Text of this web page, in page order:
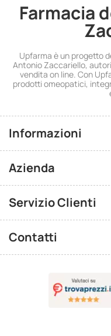
Farmacia
Upfarma è un progetto
Antonio Zaccariello,
vendita on line. Con
prodotti omeopatici,
Informazioni
Azienda
Servizio Clienti
Contatti